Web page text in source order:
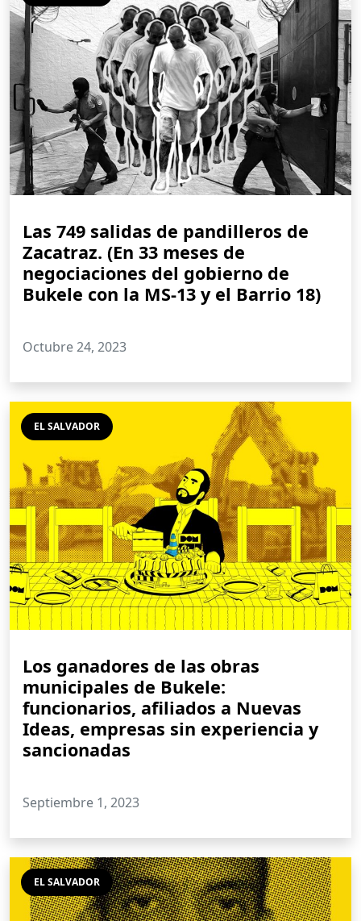
Las 749 salidas de pandilleros de
Zacatraz. (En 33 meses de
negociaciones del gobierno de
Bukele con la MS-13 y el Barrio 18)
Octubre 24, 2023
EL SALVADOR
Los ganadores de las obras
municipales de Bukele:
funcionarios, afiliados a Nuevas
Ideas, empresas sin experiencia y
sancionadas
Septiembre 1, 2023
EL SALVADOR